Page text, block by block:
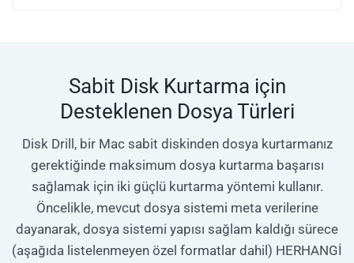
Sabit Disk Kurtarma için
Desteklenen Dosya Türleri
Disk Drill, bir Mac sabit diskinden dosya kurtarmanız
gerektiğinde maksimum dosya kurtarma başarısı
sağlamak için iki güçlü kurtarma yöntemi kullanır.
Öncelikle, mevcut dosya sistemi meta verilerine
dayanarak, dosya sistemi yapısı sağlam kaldığı sürece
(aşağıda listelenmeyen özel formatlar dahil) HERHANGİ